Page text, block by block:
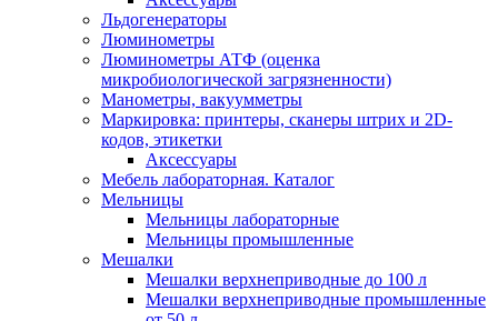
Льдогенераторы
Люминометры
Люминометры АТФ (оценка
микробиологической загрязненности)
Манометры, вакуумметры
Маркировка: принтеры, сканеры штрих и 2D-
кодов, этикетки
Аксессуары
Мебель лабораторная. Каталог
Мельницы
Мельницы лабораторные
Мельницы промышленные
Мешалки
Мешалки верхнеприводные до 100 л
Мешалки верхнеприводные промышленные